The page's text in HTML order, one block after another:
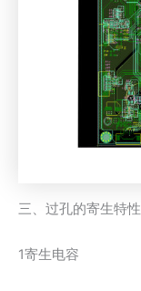
三、过孔的寄生特性
1寄生电容